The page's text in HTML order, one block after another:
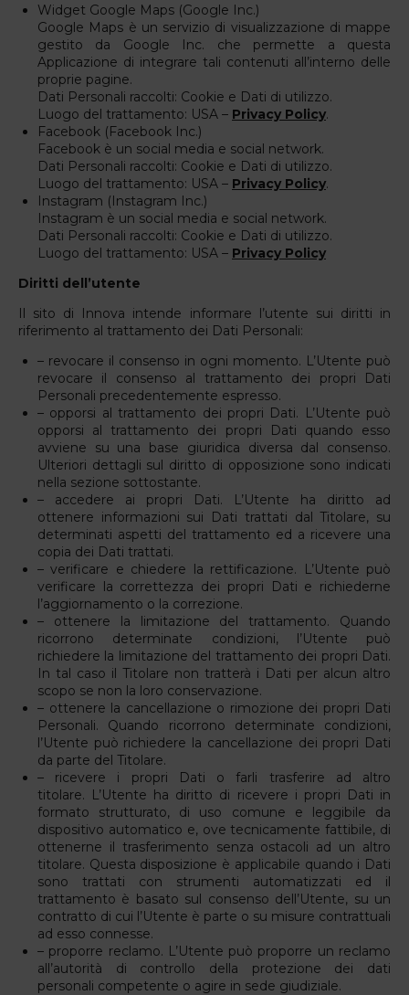
Widget Google Maps (Google Inc.)
Google Maps è un servizio di visualizzazione di mappe
gestito da Google Inc. che permette a questa
Applicazione di integrare tali contenuti all’interno delle
proprie pagine.
Dati Personali raccolti: Cookie e Dati di utilizzo.
Luogo del trattamento: USA – Privacy Policy.
Facebook (Facebook Inc.)
Facebook è un social media e social network.
Dati Personali raccolti: Cookie e Dati di utilizzo.
Luogo del trattamento: USA – Privacy Policy.
Instagram (Instagram Inc.)
Instagram è un social media e social network.
Dati Personali raccolti: Cookie e Dati di utilizzo.
Luogo del trattamento: USA – Privacy Policy
Diritti dell’utente
Il sito di Innova intende informare l’utente sui diritti in
riferimento al trattamento dei Dati Personali:
– revocare il consenso in ogni momento. L’Utente può
revocare il consenso al trattamento dei propri Dati
Personali precedentemente espresso.
– opporsi al trattamento dei propri Dati. L’Utente può
opporsi al trattamento dei propri Dati quando esso
avviene su una base giuridica diversa dal consenso.
Ulteriori dettagli sul diritto di opposizione sono indicati
nella sezione sottostante.
– accedere ai propri Dati. L’Utente ha diritto ad
ottenere informazioni sui Dati trattati dal Titolare, su
determinati aspetti del trattamento ed a ricevere una
copia dei Dati trattati.
– verificare e chiedere la rettificazione. L’Utente può
verificare la correttezza dei propri Dati e richiederne
l’aggiornamento o la correzione.
– ottenere la limitazione del trattamento. Quando
ricorrono determinate condizioni, l’Utente può
richiedere la limitazione del trattamento dei propri Dati.
In tal caso il Titolare non tratterà i Dati per alcun altro
scopo se non la loro conservazione.
– ottenere la cancellazione o rimozione dei propri Dati
Personali. Quando ricorrono determinate condizioni,
l’Utente può richiedere la cancellazione dei propri Dati
da parte del Titolare.
– ricevere i propri Dati o farli trasferire ad altro
titolare. L’Utente ha diritto di ricevere i propri Dati in
formato strutturato, di uso comune e leggibile da
dispositivo automatico e, ove tecnicamente fattibile, di
ottenerne il trasferimento senza ostacoli ad un altro
titolare. Questa disposizione è applicabile quando i Dati
sono trattati con strumenti automatizzati ed il
trattamento è basato sul consenso dell’Utente, su un
contratto di cui l’Utente è parte o su misure contrattuali
ad esso connesse.
– proporre reclamo. L’Utente può proporre un reclamo
all’autorità di controllo della protezione dei dati
personali competente o agire in sede giudiziale.